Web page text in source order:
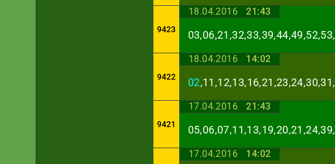
9423
18.04.2016 21:43
03,06,21,32,33,39,44,49,52,53,
9422
18.04.2016 14:02
02,11,12,13,16,21,23,24,30,31,
9421
17.04.2016 21:43
05,06,07,11,13,19,20,21,24,39,
17.04.2016 14:02